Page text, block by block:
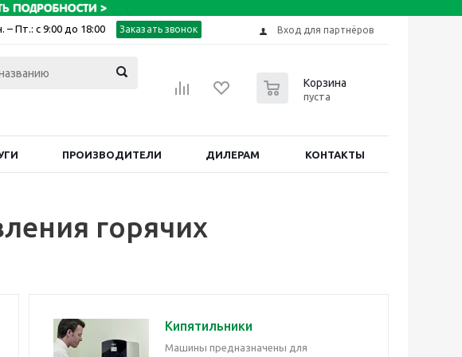
– Пт.: с 9:00 до 18:00 Заказать звонок Вход для партнёров
Корзина
пуста
ПРОИЗВОДИТЕЛИ ДИЛЕРАМ КОНТАКТЫ
горячих
Кипятильники
Машины предназначены для